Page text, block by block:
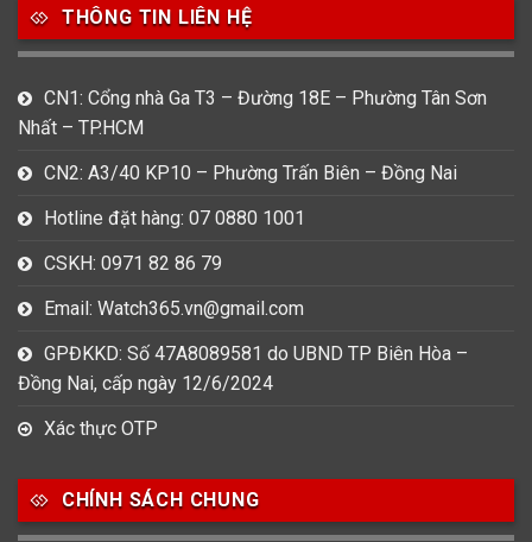
THÔNG TIN LIÊN HỆ
CN1: Cổng nhà Ga T3 – Đường 18E – Phường Tân Sơn
Nhất – TP.HCM
CN2: A3/40 KP10 – Phường Trấn Biên – Đồng Nai
Hotline đặt hàng: 07 0880 1001
CSKH: 0971 82 86 79
Email: Watch365.vn@gmail.com
GPĐKKD: Số 47A8089581 do UBND TP Biên Hòa –
Đồng Nai, cấp ngày 12/6/2024
Xác thực OTP
CHÍNH SÁCH CHUNG